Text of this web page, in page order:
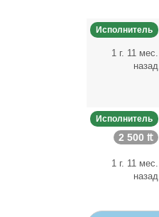
Исполнитель
1 г. 11 мес.
назад
Исполнитель
2 500 ₶
1 г. 11 мес.
назад